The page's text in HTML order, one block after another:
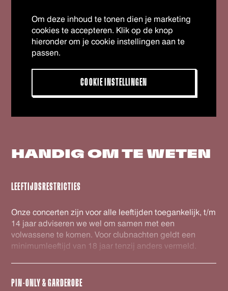
Om deze inhoud te tonen dien je marketing
cookies te accepteren. Klik op de knop
hieronder om je cookie instellingen aan te
passen.
COOKIE INSTELLINGEN
HANDIG OMTE WETEN
LEEFTIJDSRESTRICTIES
Onze concerten zijn voor alle leeftijden toegankelijk, t/m
14 jaar adviseren we wel om samen met een
volwassene te komen. Voor clubnachten geldt een
minimumleeftijd van 18 jaar tenzij anders vermeld.
PIN-ONLY & GARDEROBE